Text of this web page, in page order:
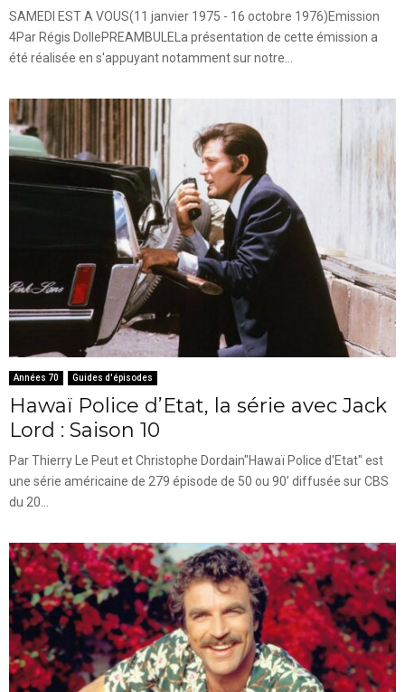
SAMEDI EST A VOUS(11 janvier 1975 - 16 octobre 1976)Emission
4Par Régis DollePREAMBULELa présentation de cette émission a
été réalisée en s'appuyant notamment sur notre...
Années 70 Guides d'épisodes
Hawaï Police d’Etat, la série avec Jack
Lord : Saison 10
Par Thierry Le Peut et Christophe Dordain"Hawaï Police d'Etat" est
une série américaine de 279 épisode de 50 ou 90’ diffusée sur CBS
du 20...